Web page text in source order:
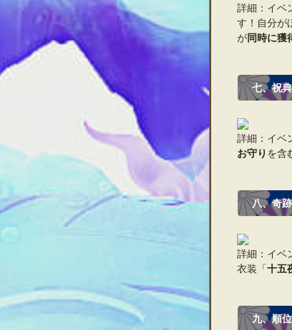
詳細：イベ
す！自分が
が同時に獲
七、祝
詳細：イベ
お守り を含
八、奇
詳細：イベ
衣装「十五
九、順